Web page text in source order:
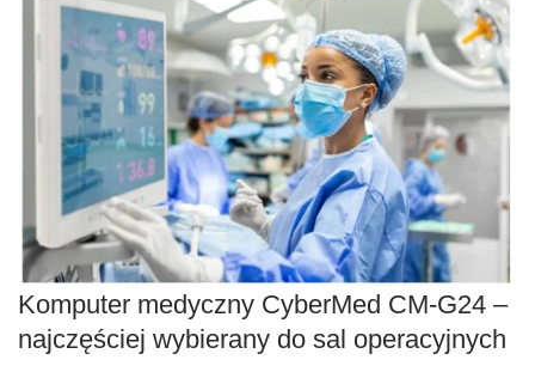
Komputer medyczny CyberMed CM-G24 –
najczęściej wybierany do sal operacyjnych